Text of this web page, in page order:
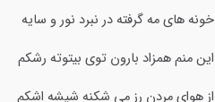
خونه های مه گرفته در نبرد نور و سایه
این منم همزاد بارون توی بیتوته رشکم
از هوای مردن رز می شکنه شیشه اشکم